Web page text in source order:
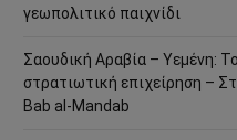
γεωπολιτικό παιχνίδι
Σαουδική Αραβία – Υεμένη:
στρατιωτική επιχείρηση –
Bab al-Mandab